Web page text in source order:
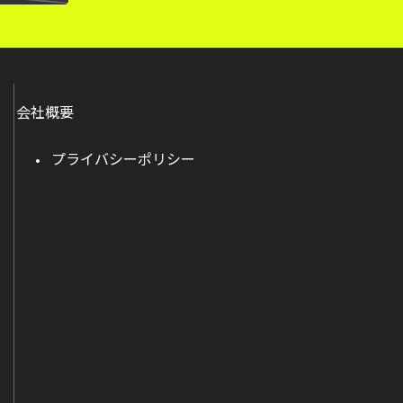
会社概要
プライバシーポリシー